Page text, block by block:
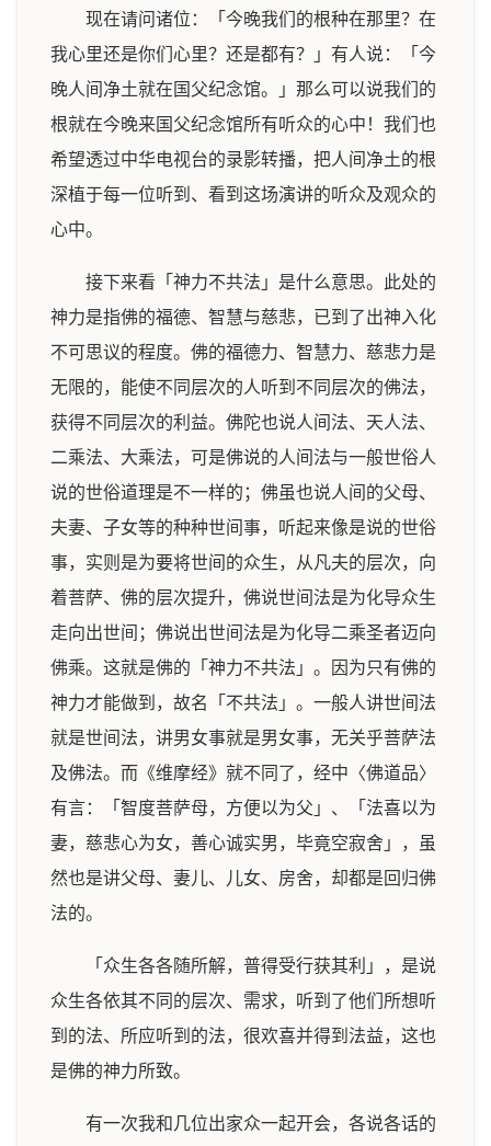
现在请问诸位：「今晚我们的根种在那里？在
我心里还是你们心里？还是都有？」有人说：「今
晚人间净土就在国父纪念馆。」那么可以说我们的
根就在今晚来国父纪念馆所有听众的心中！我们也
希望透过中华电视台的录影转播，把人间净土的根
深植于每一位听到、看到这场演讲的听众及观众的
心中。
接下来看「神力不共法」是什么意思。此处的
神力是指佛的福德、智慧与慈悲，已到了出神入化
不可思议的程度。佛的福德力、智慧力、慈悲力是
无限的，能使不同层次的人听到不同层次的佛法，
获得不同层次的利益。佛陀也说人间法、天人法、
二乘法、大乘法，可是佛说的人间法与一般世俗人
说的世俗道理是不一样的；佛虽也说人间的父母、
夫妻、子女等的种种世间事，听起来像是说的世俗
事，实则是为要将世间的众生，从凡夫的层次，向
着菩萨、佛的层次提升，佛说世间法是为化导众生
走向出世间；佛说出世间法是为化导二乘圣者迈向
佛乘。这就是佛的「神力不共法」。因为只有佛的
神力才能做到，故名「不共法」。一般人讲世间法
就是世间法，讲男女事就是男女事，无关乎菩萨法
及佛法。而《维摩经》就不同了，经中〈佛道品〉
有言：「智度菩萨母，方便以为父」、「法喜以为
妻，慈悲心为女，善心诚实男，毕竟空寂舍」，虽
然也是讲父母、妻儿、儿女、房舍，却都是回归佛
法的。
「众生各各随所解，普得受行获其利」，是说
众生各依其不同的层次、需求，听到了他们所想听
到的法、所应听到的法，很欢喜并得到法益，这也
是佛的神力所致。
有一次我和几位出家众一起开会，各说各话的